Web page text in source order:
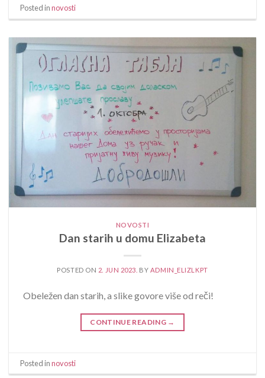
Posted innovosti
NOVOSTI
Dan starih u domu Elizabeta
POSTED ON 2. JUN 2023. BY ADMIN_ELIZLKPT
Obeležen dan starih, a slike govore više od reči!
CONTINUE READING →
Posted innovosti